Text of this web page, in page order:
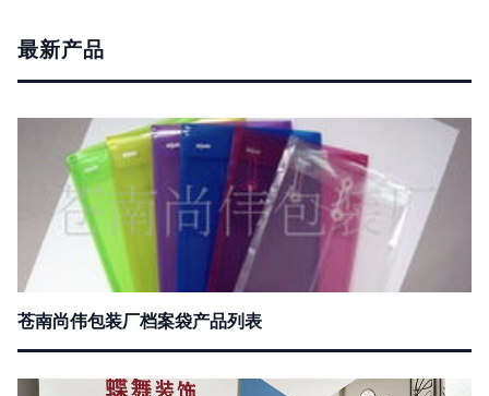
最新产品
苍南尚伟包装厂档案袋产品列表